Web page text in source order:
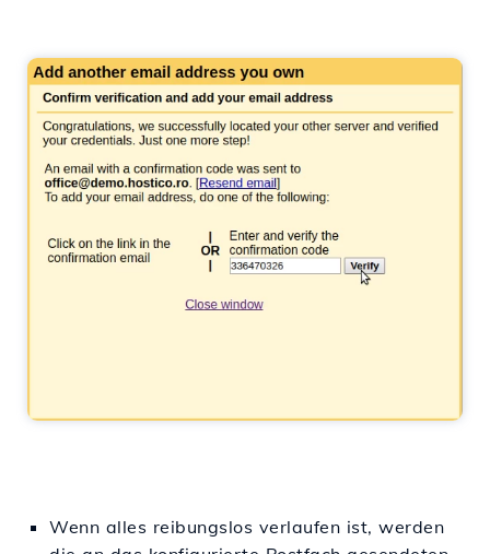
Wenn alles reibungslos verlaufen ist, werden